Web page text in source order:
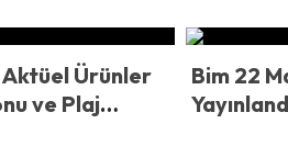
Fırtınası
Aktüel Ürünler
ve Plaj
Bim 22